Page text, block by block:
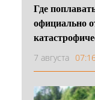
Где
официально
7 августа